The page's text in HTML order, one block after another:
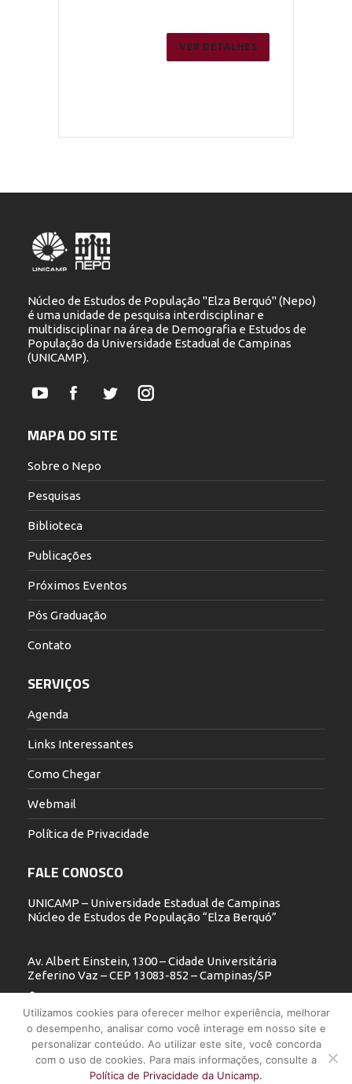
VER DETALHES
Núcleo de Estudos de População "Elza Berquó" (Nepo)
é uma unidade de pesquisa interdisciplinar e
multidisciplinar na área de Demografia e Estudos de
População da Universidade Estadual de Campinas
(UNICAMP).
YouTubeFacebookTwitterInstagram
MAPA DO SITE
Sobre o Nepo
Pesquisas
Biblioteca
Publicações
Próximos Eventos
Pós Graduação
Contato
SERVIÇOS
Agenda
Links Interessantes
Como Chegar
Webmail
Política de Privacidade
FALE CONOSCO
UNICAMP – Universidade Estadual de Campinas
Núcleo de Estudos de População “Elza Berquó”
Av. Albert Einstein, 1300 – Cidade Universitária
Zeferino Vaz – CEP 13083-852 – Campinas/SP
19 3521.5900
nepo@unicamp.br
Utilizamos cookies para oferecer melhor experiência, melhorar
o desempenho, analisar como você interage em nosso site e
personalizar conteúdo. Ao utilizar este site, você concorda
com o uso de cookies. Para mais informações, consulte a
Política de Privacidade da Unicamp.